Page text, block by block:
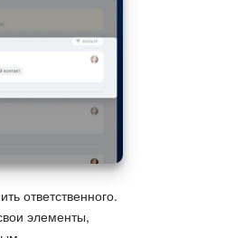
ответственного.
элементы,